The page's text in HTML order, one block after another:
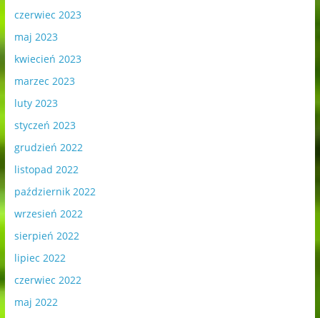
czerwiec 2023
maj 2023
kwiecień 2023
marzec 2023
luty 2023
styczeń 2023
grudzień 2022
listopad 2022
październik 2022
wrzesień 2022
sierpień 2022
lipiec 2022
czerwiec 2022
maj 2022